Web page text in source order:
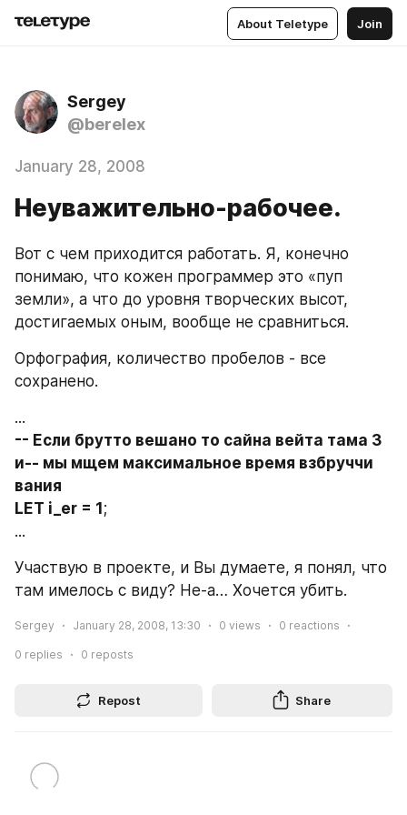
About Teletype Join
Sergey
@berelex
January 28, 2008
Неуважительно-рабочее.
Вот с чем приходится работать. Я, конечно
понимаю, что кожен программер это «пуп
земли», а что до уровня творческих высот,
достигаемых оным, вообще не сравниться.
Орфография, количество пробелов - все
сохранено.
...
-- Если брутто вешано то сайна вейта тама 3
и-- мы мщем максимальное время взбруччи
вания
LET i_er = 1 ;
...
Участвую в проекте, и Вы думаете, я понял, что
там имелось с виду? Не-а… Хочется убить.
Sergey January 28, 2008, 13:30 0 views 0 reactions
0 replies 0 reposts
Repost Share